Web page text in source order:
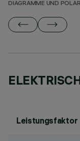
DIAGRAMME UND
Leistungsfaktor